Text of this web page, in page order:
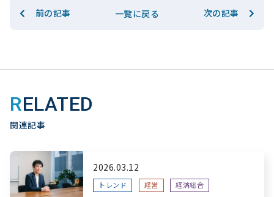
前の記事 一覧に戻る 次の記事
RELATED
関連記事
2026.03.12
トレンド 経営 経済総合